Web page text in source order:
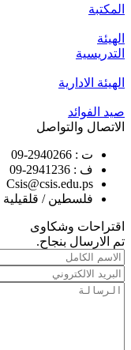
المكتبة
الهيئة
التدريسية
الهيئة الادارية
صيد الفوائد
الاتصال والتواصل
ت :
09-2940266
ف :
09-2941236
Csis@csis.edu.ps
فلسطين / قلقيلية
اقتراحات وشكاوى
تم الارسال بنجاح.